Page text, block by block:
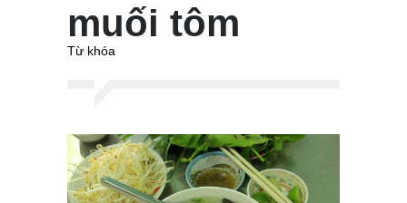
muối tôm
Từ khóa